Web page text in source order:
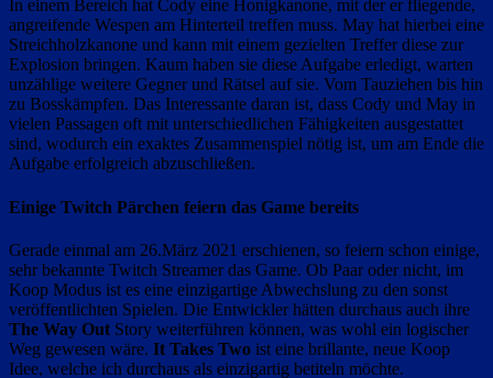
In einem Bereich hat Cody eine Honigkanone, mit der er fliegende,
angreifende Wespen am Hinterteil treffen muss. May hat hierbei eine
Streichholzkanone und kann mit einem gezielten Treffer diese zur
Explosion bringen. Kaum haben sie diese Aufgabe erledigt, warten
unzählige weitere Gegner und Rätsel auf sie. Vom Tauziehen bis hin
zu Bosskämpfen. Das Interessante daran ist, dass Cody und May in
vielen Passagen oft mit unterschiedlichen Fähigkeiten ausgestattet
sind, wodurch ein exaktes Zusammenspiel nötig ist, um am Ende die
Aufgabe erfolgreich abzuschließen.
Einige Twitch Pärchen feiern das Game bereits
Gerade einmal am 26.März 2021 erschienen, so feiern schon einige,
sehr bekannte Twitch Streamer das Game. Ob Paar oder nicht, im
Koop Modus ist es eine einzigartige Abwechslung zu den sonst
veröffentlichten Spielen. Die Entwickler hätten durchaus auch ihre
The Way Out Story weiterführen können, was wohl ein logischer
Weg gewesen wäre. It Takes Two ist eine brillante, neue Koop
Idee, welche ich durchaus als einzigartig betiteln möchte.